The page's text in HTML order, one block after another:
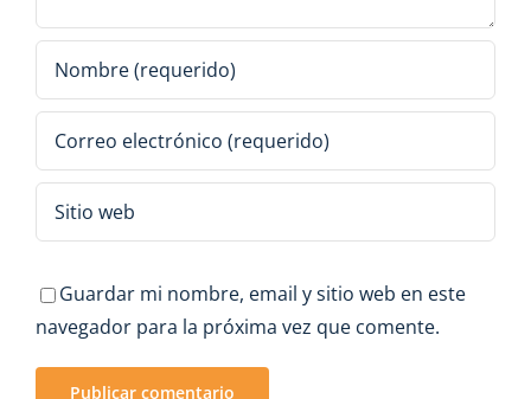
Guardar mi nombre, email y sitio web en este
navegador para la próxima vez que comente.